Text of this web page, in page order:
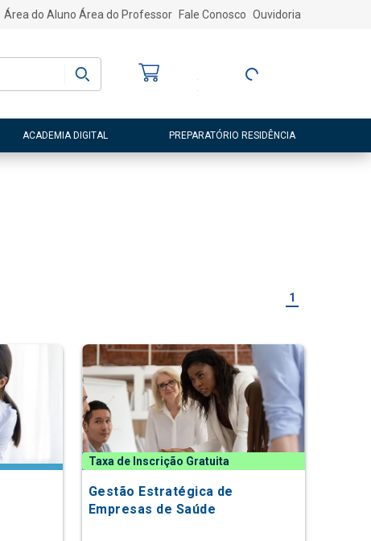
Área do Aluno Área do Professor Fale Conosco Ouvidoria
Entre ou Cadastre-
ACADEMIA DIGITAL PREPARATÓRIO RESIDÊNCIA
1
Taxa de Inscrição Gratuita
Gestão Estratégica de
Empresas de Saúde